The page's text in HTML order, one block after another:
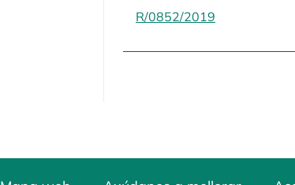
R/0852/2019 opens in a